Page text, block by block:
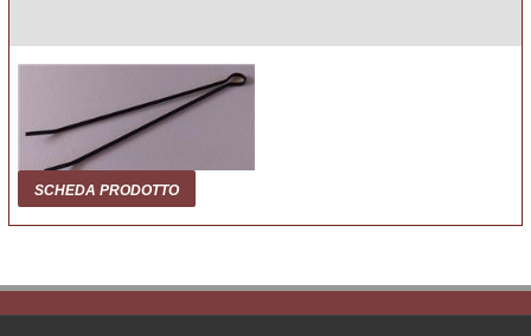
SCHEDA PRODOTTO